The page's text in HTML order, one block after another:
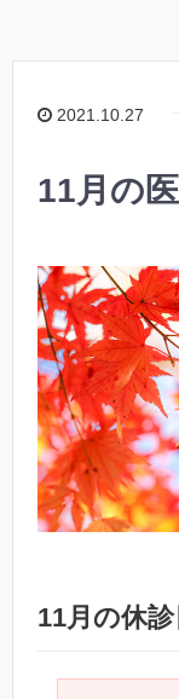
2021.10.27
11月の
11月の休診